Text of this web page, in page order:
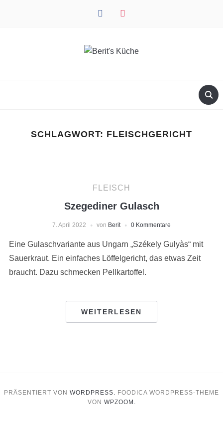
facebook instagram
SCHLAGWORT: FLEISCHGERICHT
FLEISCH
Szegediner Gulasch
7. April 2022 von Berit 0 Kommentare
Eine Gulaschvariante aus Ungarn „Székely Gulyàs“ mit
Sauerkraut. Ein einfaches Löffelgericht, das etwas Zeit
braucht. Dazu schmecken Pellkartoffel.
WEITERLESEN
PRÄSENTIERT VON WORDPRESS. FOODICA WORDPRESS-THEME
VON WPZOOM.